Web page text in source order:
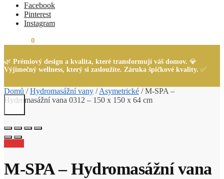
Facebook
Pinterest
Instagram
0
🌿 Prémiový design a kvalita, které transformují váš domov. 💎
Výjimečný wellness, který si zasloužíte. Záruka špičkové kvality. ✅
Domů /Hydromasážní vany /Asymetrické /M-SPA –
Hydromasážní vana 0312 – 150 x 150 x 64 cm
M-SPA – Hydromasážní vana